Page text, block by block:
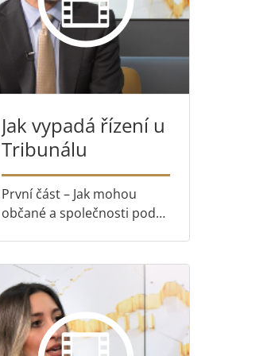
Jak vypadá řízení u
Tribunálu
První část – Jak mohou
občané a společnosti podat
Druhá část – Náměstek
vedoucího soudní kanceláře
Thomas Henze vysvětluje,
co se děje po podání
žaloby, a p...